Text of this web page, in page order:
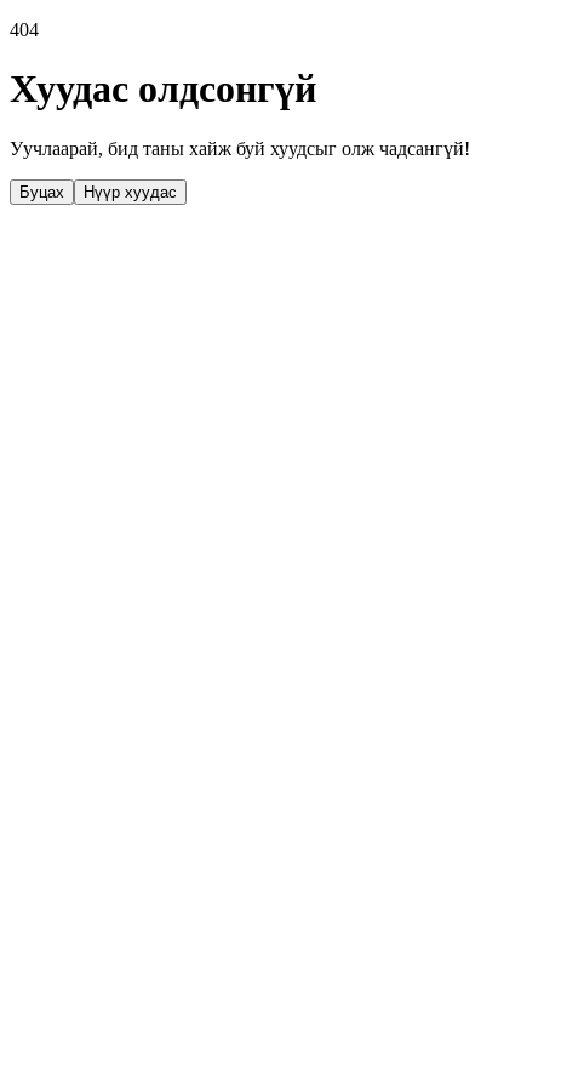
404
Хуудас олдсонгүй
Уучлаарай, бид таны хайж буй хуудсыг олж чадсангүй!
Буцах Нүүр хуудас